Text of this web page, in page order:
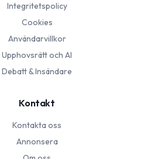
Integritetspolicy
Cookies
Användarvillkor
Upphovsrätt och AI
Debatt & Insändare
Kontakt
Kontakta oss
Annonsera